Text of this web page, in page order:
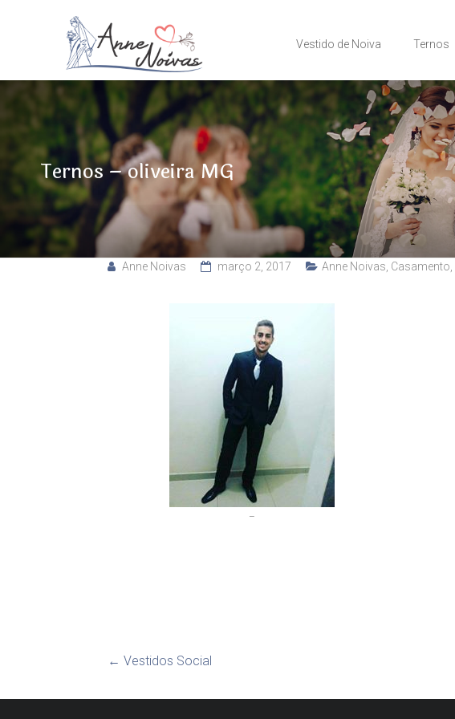
Vestido de Noiva Ternos
Ternos – oliveira MG
Anne Noivas março 2, 2017 Anne Noivas Casamento
–
← Vestidos Social